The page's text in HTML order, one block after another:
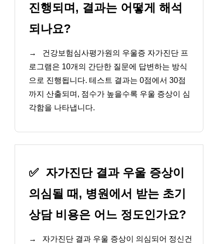
진행되며, 결과는 어떻게 해석
되나요?
→
건강보험심사평가원의 우울증 자가진단 프
로그램은 10개의 간단한 질문에 답변하는 방식
으로 진행됩니다. 테스트 결과는 0점에서 30점
까지 산출되며, 점수가 높을수록 우울 증상이 심
각함을 나타냅니다.
✅ 자가진단 결과 우울 증상이
의심될 때, 병원에서 받는 초기
상담 비용은 어느 정도인가요?
→
자가진단 결과 우울 증상이 의심되어 정신건